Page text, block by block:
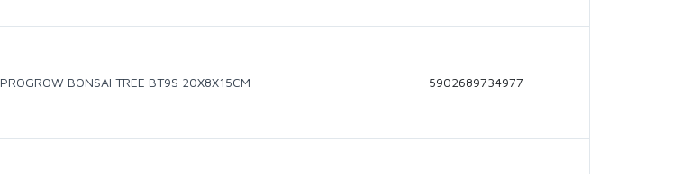
PROGROW BONSAI TREE BT9S 20X8X15CM 5902689734977